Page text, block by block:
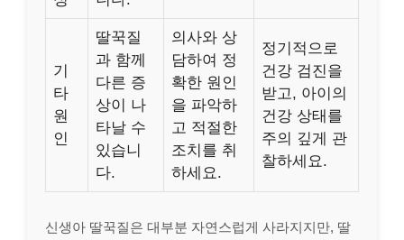
기
타
원
인
딸꾹질
과 함께
다른 증
상이 나
타날 수
있습니
다.
의사와 상
담하여 정
확한 원인
을 파악하
고 적절한
조치를 취
하세요.
정기적으로
건강 검진을
받고, 아이의
건강 상태를
주의 깊게 관
찰하세요.
신생아 딸꾹질은 대부분 자연스럽게 사라지지만, 딸